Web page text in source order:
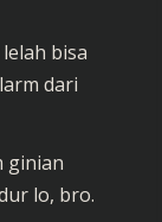
bisa
dari
ginian
lo, bro.